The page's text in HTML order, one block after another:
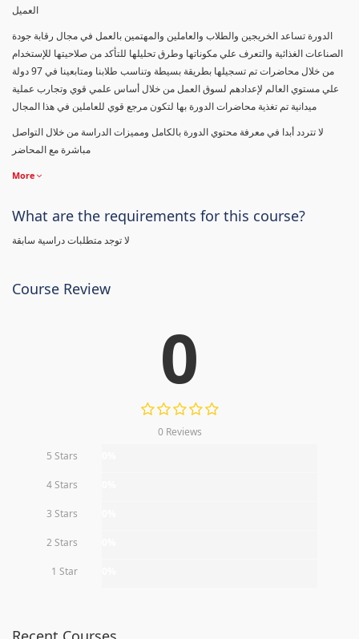
العميل
الدورة تساعد الخريجين والطلاب والعاملين والمهتمين بالعمل في مجال رقابة جودة
الصناعات الغذائية والتعرف علي مكوناتها وطرق تحليلها للتأكد من صلاحيتها للإستخدام
من خلال محاضرات تم تسجيلها بطريقة بسيطة وتناسب طلابنا ومتابعينا في 97 دولة
علي مستوي العالم لإعدادهم لسوق العمل من خلال أساس علمي قوي وتجارب عملية
ميدانية تم تغذية محاضرات الدورة بها لتكون مرجع قوي للعاملين في هذا المجال
لا تتردد أبدا في معرفة محتوي الدورة بالكامل ومميزات الدراسة من خلال التواصل
مباشرة مع المحاضر
More
What are the requirements for this course?
لا توجد متطلبات دراسية سابقة
Course Review
0
0 Reviews
5 Stars
4 Stars
3 Stars
2 Stars
1 Star